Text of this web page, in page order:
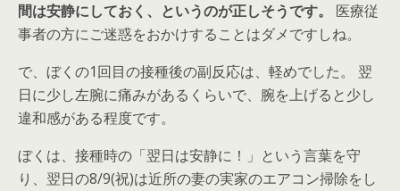
間は安静にしておく、というのが正しそうです。
医療従
事者の方にご迷惑をおかけすることはダメですしね。
で、ぼくの1回目の接種後の副反応は、軽めでした。 翌
日に少し左腕に痛みがあるくらいで、腕を上げると少し
違和感がある程度です。
ぼくは、接種時の「翌日は安静に！」という言葉を守
り、翌日の8/9(祝)は近所の妻の実家のエアコン掃除をし